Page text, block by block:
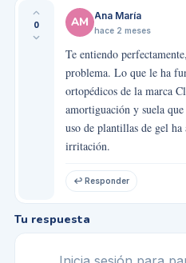
0 AM Ana María
hace 2 meses
Te entiendo
problema. Lo que le ha
ortopédicos de la marca
amortiguación y suela
uso de plantillas de gel
irritación.
↩ Responder
Tu respuesta